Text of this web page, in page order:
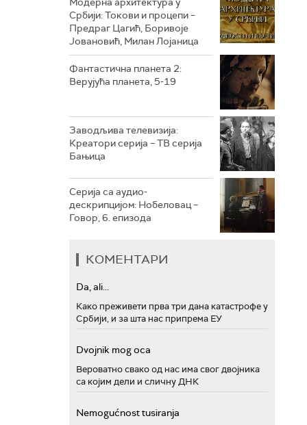
РТС ТРЕЗОР
РТС МУЗИКА
РТС ПОЛЕТАРАЦ
Србији: Токови и процепи –
Предраг Цагић, Боривоје
Јовановић, Милан Лојаница
Фантастична планета 2:
Верујућа планета, 5-19
Заводљива телевизија:
Креатори серија – ТВ серија
Бањица
Серија са аудио-
дескрипцијом: Нобеловац –
Говор, 6. епизода
КОМЕНТАРИ
Da, ali...
Како преживети прва три дана катастрофе у
Србији, и за шта нас припрема ЕУ
Dvojnik mog oca
Вероватно свако од нас има свог двојника
са којим дели и сличну ДНК
Nemogućnost tusiranja